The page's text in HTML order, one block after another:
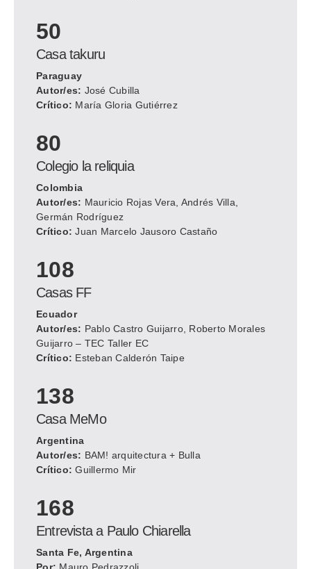
50
Casa takuru
Paraguay
Autor/es: José Cubilla
Crítico: María Gloria Gutiérrez
80
Colegio la reliquia
Colombia
Autor/es: Mauricio Rojas Vera, Andrés Villa,
Germán Rodríguez
Crítico: Juan Marcelo Jausoro Castaño
108
Casas FF
Ecuador
Autor/es: Pablo Castro Guijarro, Roberto Morales
Guijarro – TEC Taller EC
Crítico: Esteban Calderón Taipe
138
Casa MeMo
Argentina
Autor/es: BAM! arquitectura + Bulla
Crítico: Guillermo Mir
168
Entrevista a Paulo Chiarella
Santa Fe, Argentina